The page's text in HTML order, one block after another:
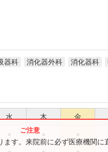
器科 消化器外科 消化器科
水 木 金
す。来院前に必ず医療機関に